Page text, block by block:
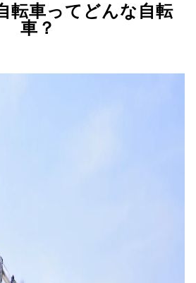
転車ってどんな自転
車？